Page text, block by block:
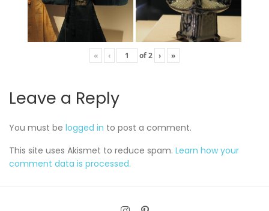
« ‹ of2 › »
Leave a Reply
You must be logged in to post a comment.
This site uses Akismet to reduce spam. Learn how your
comment data is processed.